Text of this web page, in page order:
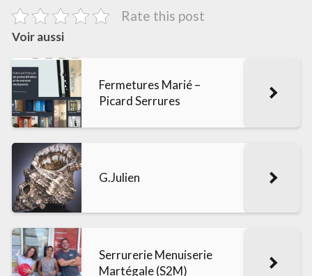
Rate this post
Voir aussi
Fermetures Marié –
Picard Serrures
G.Julien
Serrurerie Menuiserie
Martégale (S2M)